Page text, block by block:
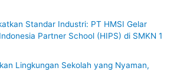
Standar Industri: PT HMSI Gelar
Partner School (HIPS) di SMKN 1
Lingkungan Sekolah yang Nyaman,